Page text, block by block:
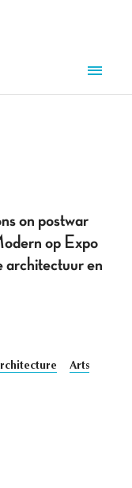
on postwar
op Expo
architectuur en
Arts